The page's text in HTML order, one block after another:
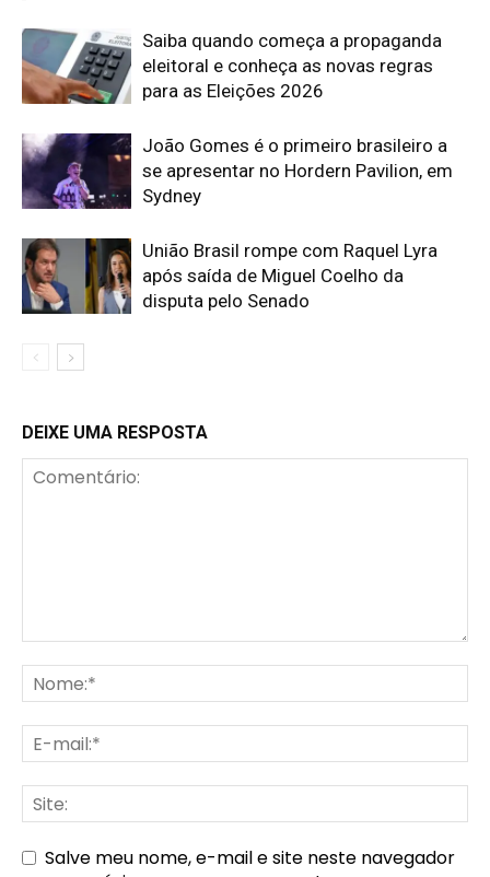
Saiba quando começa a propaganda
eleitoral e conheça as novas regras
para as Eleições 2026
João Gomes é o primeiro brasileiro a
se apresentar no Hordern Pavilion, em
Sydney
União Brasil rompe com Raquel Lyra
após saída de Miguel Coelho da
disputa pelo Senado
DEIXE UMA RESPOSTA
Salve meu nome, e-mail e site neste navegador